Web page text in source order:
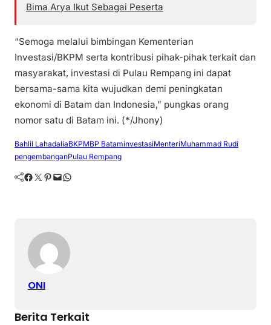
Bima Arya Ikut Sebagai Peserta
“Semoga melalui bimbingan Kementerian
Investasi/BKPM serta kontribusi pihak-pihak terkait dan
masyarakat, investasi di Pulau Rempang ini dapat
bersama-sama kita wujudkan demi peningkatan
ekonomi di Batam dan Indonesia,” pungkas orang
nomor satu di Batam ini. (*/Jhony)
Bahlil LahadaliaBKPMBP BataminvestasiMenteriMuhammad Rudi
pengembanganPulau Rempang
Facebook Twitter Pinterest Mail WhatsApp
ONI
Berita Terkait